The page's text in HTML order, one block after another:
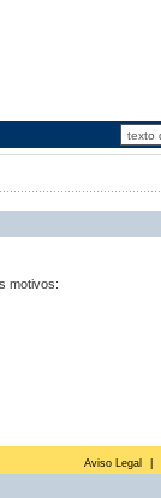
motivos:
Aviso Legal